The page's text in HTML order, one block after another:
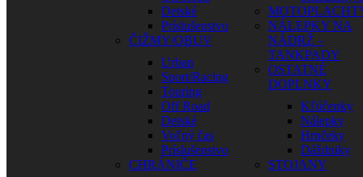
Detské
Príslušenstvo
ČIŽMY/OBUV
Urban
Sport/Racing
Touring
Off Road
Detské
Voľný čas
Príslušenstvo
CHRÁNIČE
NÁLEPKY NA
NÁDRŽ –
TANKPADY
OSTATNÉ
DOPLNKY
Kľúčenky
Nálepky
Hrnčeky
Dáždniky
STOJANY